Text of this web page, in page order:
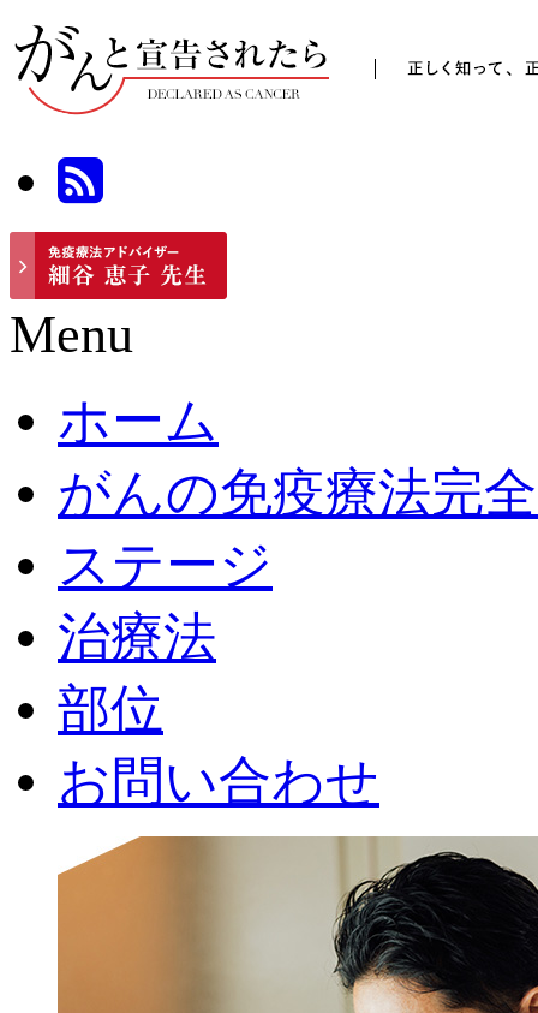
Menu
ホーム
がんの免疫療法完
ステージ
治療法
部位
お問い合わせ